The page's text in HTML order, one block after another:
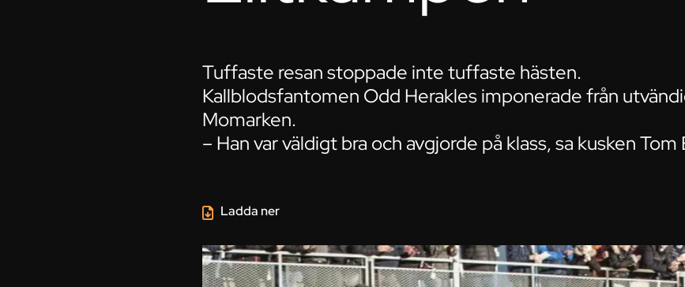
Tuffaste resan stoppade inte tuffaste hästen.
Kallblodsfantomen Odd Herakles imponerade från
Momarken.
– Han var väldigt bra och avgjorde på klass, sa kusken Tom
Ladda ner